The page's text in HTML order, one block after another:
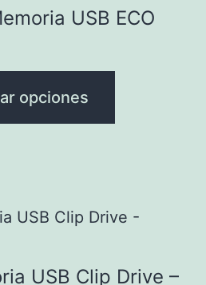
USB ECO
opciones
USB Clip Drive –